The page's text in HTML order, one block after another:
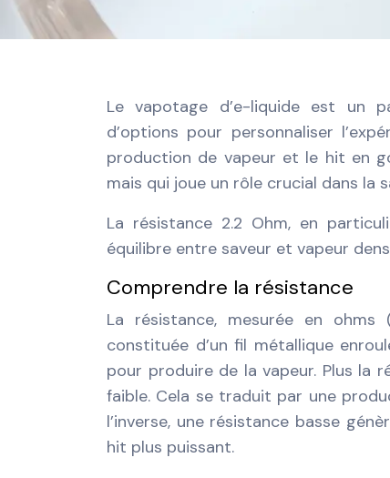
Le vapotage d’e-liquide est un
d’options pour personnaliser
production de vapeur et le hit en
mais qui joue un rôle crucial dans la
La résistance 2.2 Ohm, en
équilibre entre saveur et vapeur
Comprendre la résistance
La résistance, mesurée en
constituée d’un fil métallique
pour produire de la vapeur. Plus la
faible. Cela se traduit par une
l’inverse, une résistance basse
hit plus puissant.